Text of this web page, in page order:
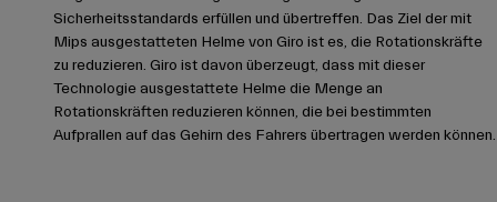
Sicherheitsstandards erfüllen und übertreffen. Das Ziel der mit
Mips ausgestatteten Helme von Giro ist es, die Rotationskräfte
zu reduzieren. Giro ist davon überzeugt, dass mit dieser
Technologie ausgestattete Helme die Menge an
Rotationskräften reduzieren können, die bei bestimmten
Aufprallen auf das Gehirn des Fahrers übertragen werden können.